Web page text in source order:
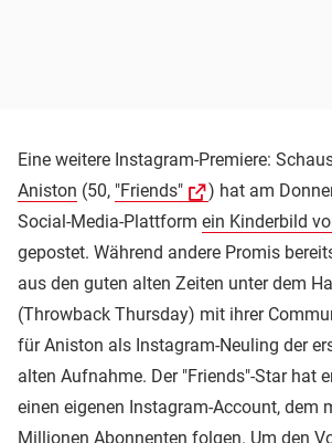
Eine weitere Instagram-Premiere:
Aniston (50, "Friends"
) hat am
Social-Media-Plattform ein Kinderbild
gepostet. Während andere Promis
aus den guten alten Zeiten unter dem
(Throwback Thursday) mit ihrer
für Aniston als Instagram-Neuling der
alten Aufnahme. Der "Friends"-Star hat
einen eigenen Instagram-Account, dem
Millionen Abonnenten folgen. Um den